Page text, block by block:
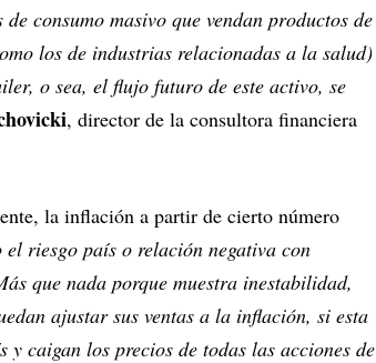
consumo masivo que vendan productos de
los de industrias relacionadas a la salud)
o sea, el flujo futuro de este activo, se
, director de la consultora financiera
la inflación a partir de cierto número
riesgo país o relación negativa con
que nada porque muestra inestabilidad,
ajustar sus ventas a la inflación, si esta
y caigan los precios de todas las acciones de